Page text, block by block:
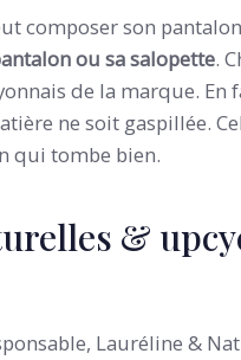
composer son
ou sa salopette.
de la marque.
ne soit gaspillée.
qui tombe bien.
&
Lauréline &